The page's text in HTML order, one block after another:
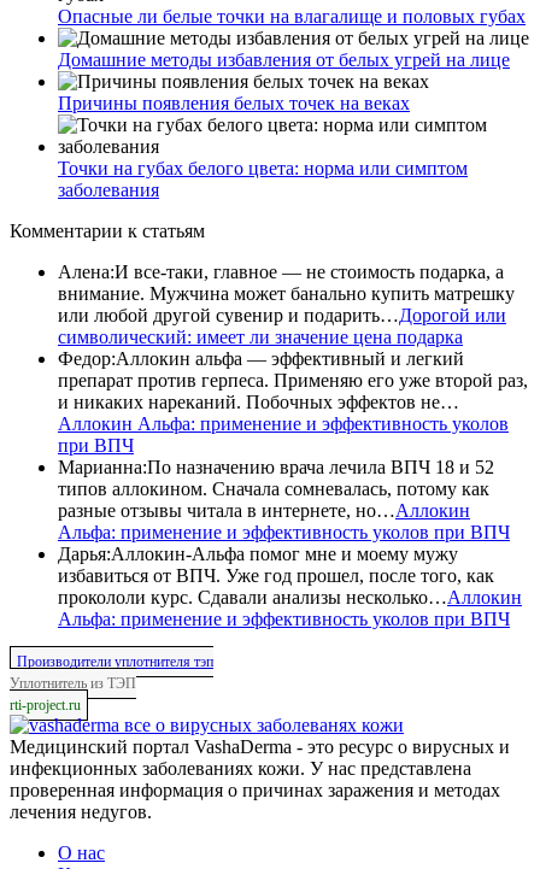
Опасные ли белые точки на влагалище и половых губах
Домашние методы избавления от белых угрей на лице
Причины появления белых точек на веках
Точки на губах белого цвета: норма или симптом
заболевания
Комментарии к статьям
Алена:И все-таки, главное — не стоимость подарка, а
внимание. Мужчина может банально купить матрешку
или любой другой сувенир и подарить…Дорогой или
символический: имеет ли значение цена подарка
Федор:Аллокин альфа — эффективный и легкий
препарат против герпеса. Применяю его уже второй раз,
и никаких нареканий. Побочных эффектов не…
Аллокин Альфа: применение и эффективность уколов
при ВПЧ
Марианна:По назначению врача лечила ВПЧ 18 и 52
типов аллокином. Сначала сомневалась, потому как
разные отзывы читала в интернете, но…Аллокин
Альфа: применение и эффективность уколов при ВПЧ
Дарья:Аллокин-Альфа помог мне и моему мужу
избавиться от ВПЧ. Уже год прошел, после того, как
прокололи курс. Сдавали анализы несколько…Аллокин
Альфа: применение и эффективность уколов при ВПЧ
Производители уплотнителя тэп
Уплотнитель из ТЭП
rti-project.ru
все о вирусных заболеванях кожи
Медицинский портал VashaDerma - это ресурс о вирусных и
инфекционных заболеваниях кожи. У нас представлена
проверенная информация о причинах заражения и методах
лечения недугов.
О нас